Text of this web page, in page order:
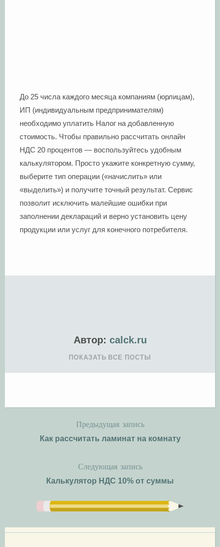
До 25 числа каждого месяца компаниям (юрлицам),
ИП (индивидуальным предпринимателям)
необходимо уплатить Налог на добавленную
стоимость. Чтобы правильно рассчитать онлайн
НДС 20 процентов — воспользуйтесь удобным
калькулятором. Просто укажите конкретную сумму,
выберите тип операции («начислить» или
«выделить») и получите точный результат. Сервис
позволит исключить малейшие ошибки при
заполнении деклараций и верно установить цену
продукции или услуг для конечного потребителя.
Автор: calck.ru
ПОКАЗАТЬ ВСЕ ПОСТЫ
а
Предыдущая запись
Как рассчитать ламинат на комнату
Следующая запись
Калькулятор НДС 10% от суммы